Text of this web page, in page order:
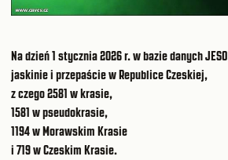
Na dzień 1 stycznia 2026 r. w bazie danychJESO
jaskinie i przepaście w Republice Czeskiej,
z czego 2581 w krasie,
1581 w pseudokrasie,
1194 w Morawskim Krasie
i 719 w Czeskim Krasie.